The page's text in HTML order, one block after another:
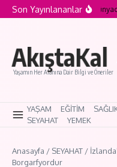
İçeriğe atla
Son Yayınlananlar
Saklı Köyleri: Modern
AkıştaKal
Yaşamın Her Alanına Dair Bilgi ve Öneriler
YAŞAM EĞİTİM
SEYAHAT
YEMEK
Anasayfa / SEYAHAT /
Borgarfyordur